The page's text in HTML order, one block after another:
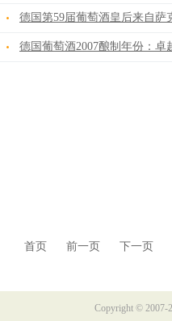
德国第59届葡萄酒皇后来自萨
德国葡萄酒2007酿制年份：
首页 前一页 下一页 末
Copyright © 2007-